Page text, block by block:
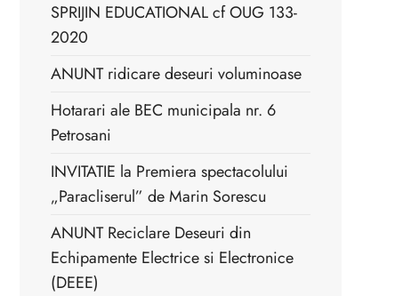
SPRIJIN EDUCATIONAL cf OUG 133-
2020
ANUNT ridicare deseuri voluminoase
Hotarari ale BEC municipala nr. 6
Petrosani
INVITATIE la Premiera spectacolului
„Paracliserul” de Marin Sorescu
ANUNT Reciclare Deseuri din
Echipamente Electrice si Electronice
(DEEE)